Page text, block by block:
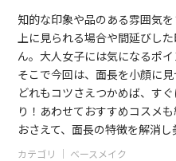
知的な印象や品のある雰囲気
上に見られる場合や間延びし
ん。大人女子には気になるポイ
そこで今回は、面長を小顔に
どれもコツさえつかめば、す
り！あわせておすすめコスメ
おさえて、面長の特徴を解消し
カテゴリ ｜ ベースメイク